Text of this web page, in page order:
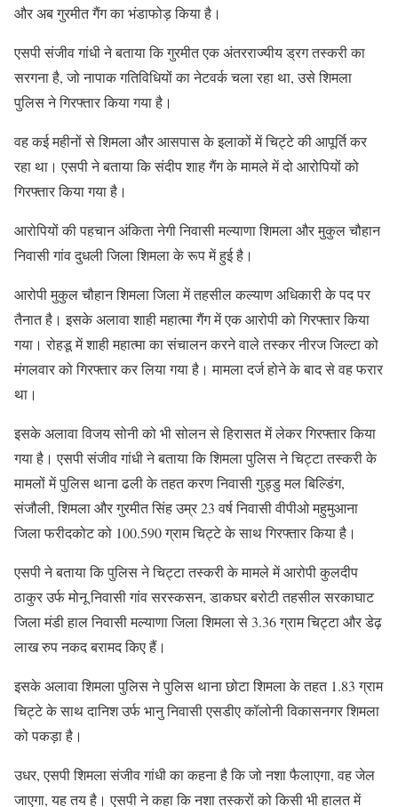
और अब गुरमीत गैंग का भंडाफोड़ किया है।
एसपी संजीव गांधी ने बताया कि गुरमीत एक अंतरराज्यीय ड्रग तस्करी का
सरगना है, जो नापाक गतिविधियों का नेटवर्क चला रहा था, उसे शिमला
पुलिस ने गिरफ्तार किया गया है।
वह कई महीनों से शिमला और आसपास के इलाकों में चिट्टे की आपूर्ति कर
रहा था। एसपी ने बताया कि संदीप शाह गैंग के मामले में दो आरोपियों को
गिरफ्तार किया गया है।
आरोपियों की पहचान अंकिता नेगी निवासी मल्याणा शिमला और मुकुल चौहान
निवासी गांव दुधली जिला शिमला के रूप में हुई है।
आरोपी मुकुल चौहान शिमला जिला में तहसील कल्याण अधिकारी के पद पर
तैनात है। इसके अलावा शाही महात्मा गैंग में एक आरोपी को गिरफ्तार किया
गया। रोहडू में शाही महात्मा का संचालन करने वाले तस्कर नीरज जिल्टा को
मंगलवार को गिरफ्तार कर लिया गया है। मामला दर्ज होने के बाद से वह फरार
था।
इसके अलावा विजय सोनी को भी सोलन से हिरासत में लेकर गिरफ्तार किया
गया है। एसपी संजीव गांधी ने बताया कि शिमला पुलिस ने चिट्टा तस्करी के
मामलों में पुलिस थाना ढली के तहत करण निवासी गुड्डु मल बिल्डिंग,
संजौली, शिमला और गुरमीत सिंह उम्र 23 वर्ष निवासी वीपीओ महुमुआना
जिला फरीदकोट को 100.590 ग्राम चिट्टे के साथ गिरफ्तार किया है।
एसपी ने बताया कि पुलिस ने चिट्टा तस्करी के मामले में आरोपी कुलदीप
ठाकुर उर्फ मोनू निवासी गांव सरस्कसन, डाकघर बरोटी तहसील सरकाघाट
जिला मंडी हाल निवासी मल्याणा जिला शिमला से 3.36 ग्राम चिट्टा और डेढ़
लाख रुप नकद बरामद किए हैं।
इसके अलावा शिमला पुलिस ने पुलिस थाना छोटा शिमला के तहत 1.83 ग्राम
चिट्टे के साथ दानिश उर्फ भानु निवासी एसडीए कॉलोनी विकासनगर शिमला
को पकड़ा है।
उधर, एसपी शिमला संजीव गांधी का कहना है कि जो नशा फैलाएगा, वह जेल
जाएगा, यह तय है। एसपी ने कहा कि नशा तस्करों को किसी भी हालत में